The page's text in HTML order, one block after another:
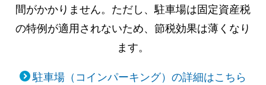
間がかかりません。ただし、駐車場は固定資産税
の特例が適用されないため、節税効果は薄くなり
ます。
駐車場（コインパーキング）の詳細はこちら